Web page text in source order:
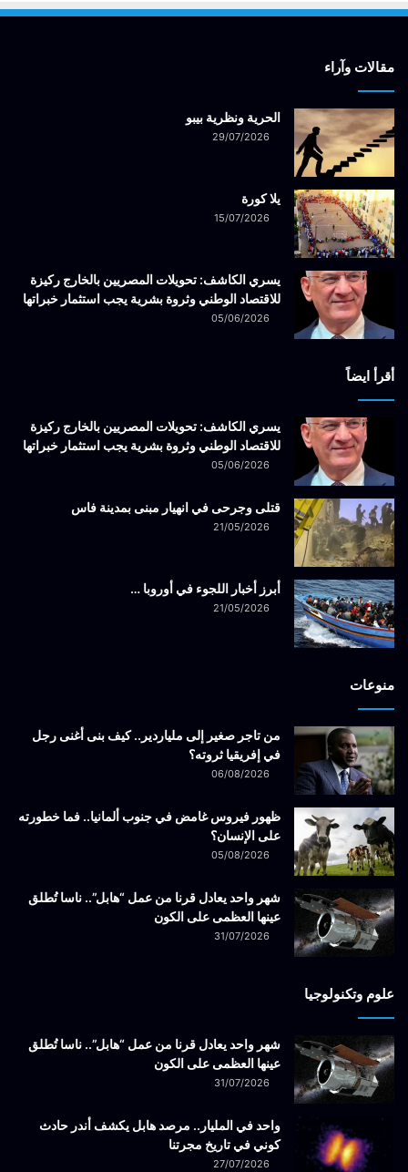
مقالات وآراء
الحرية ونظرية بيبو
29/07/2026
يلا كورة
15/07/2026
يسري الكاشف: تحويلات المصريين بالخارج ركيزة
للاقتصاد الوطني وثروة بشرية يجب استثمار خبراتها
05/06/2026
أقرأ ايضاً
يسري الكاشف: تحويلات المصريين بالخارج ركيزة
للاقتصاد الوطني وثروة بشرية يجب استثمار خبراتها
05/06/2026
قتلى وجرحى في انهيار مبنى بمدينة فاس
21/05/2026
أبرز أخبار اللجوء في أوروبا …
21/05/2026
منوعات
من تاجر صغير إلى ملياردير.. كيف بنى أغنى رجل
في إفريقيا ثروته؟
06/08/2026
ظهور فيروس غامض في جنوب ألمانيا.. فما خطورته
على الإنسان؟
05/08/2026
شهر واحد يعادل قرنا من عمل “هابل”.. ناسا تُطلق
عينها العظمى على الكون
31/07/2026
علوم وتكنولوجيا
شهر واحد يعادل قرنا من عمل “هابل”.. ناسا تُطلق
عينها العظمى على الكون
31/07/2026
واحد في المليار.. مرصد هابل يكشف أندر حادث
كوني في تاريخ مجرتنا
27/07/2026